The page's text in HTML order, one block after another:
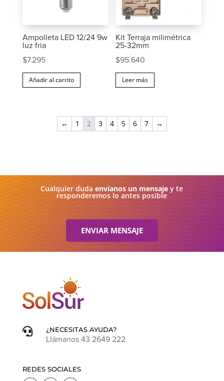
Ampolleta LED 12/24 9w
luz fria
$7.295
Añadir al carrito
Kit Terraja milimétrica
25-32mm
$95.640
Leer más
← 1 2 3 4 5 6 7 →
Cualquier dudaenvíanos un mensaje y te
responderemos lo antes posible
ENVIAR MENSAJE

¿NECESITAS AYUDA?
Llámanos 43 2649 222
REDES SOCIALES